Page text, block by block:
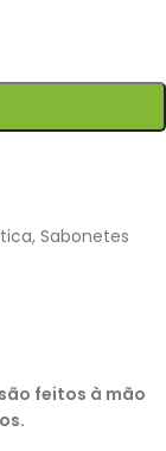
, Sabonetes
feitos à mão